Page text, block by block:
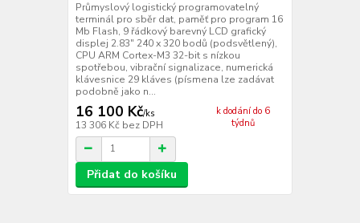
Průmyslový logistický programovatelný
terminál pro sběr dat, paměť pro program 16
Mb Flash, 9 řádkový barevný LCD grafický
displej 2.83" 240 x 320 bodů (podsvětlený),
CPU ARM Cortex-M3 32-bit s nízkou
spotřebou, vibrační signalizace, numerická
klávesnice 29 kláves (písmena lze zadávat
podobně jako n...
16 100 Kč/ks
13 306 Kč bez DPH
k dodání do 6
týdnů
Přidat do košíku